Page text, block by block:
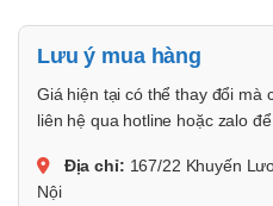
Lưu ý mua hàng
Giá hiện tại có thể thay đổi mà
liên hệ qua hotline hoặc zalo
Địa chỉ: 167/22 Khuyến
Nội